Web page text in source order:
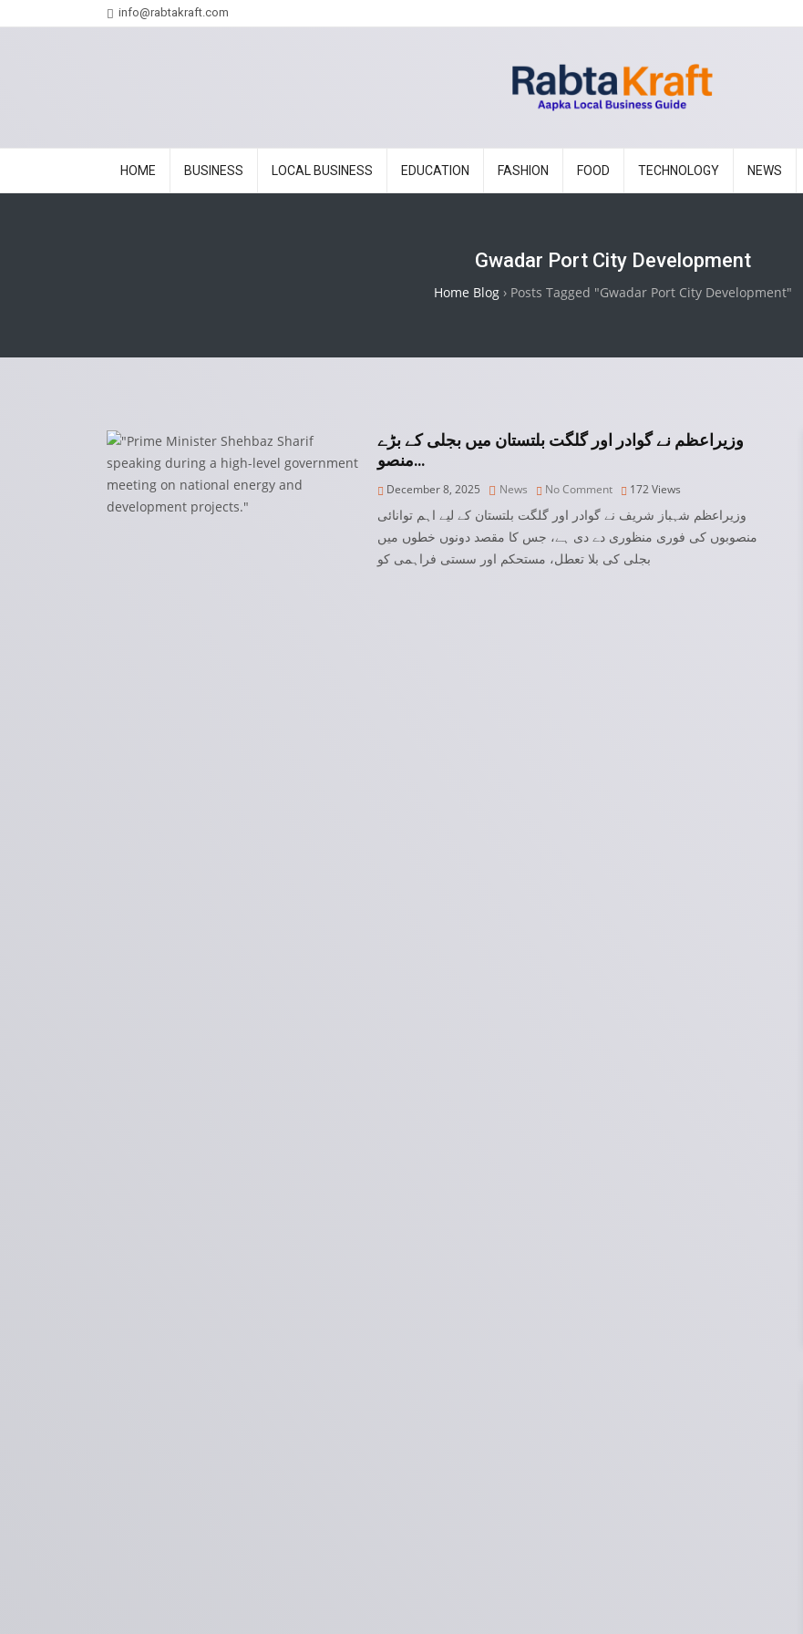
info@rabtakraft.com
HOME BUSINESS LOCAL BUSINESS EDUCATION FASHION FOOD TECHNOLOGY NEWS
Gwadar Port City Development
Home Blog› Posts Tagged "Gwadar Port City Development"
وزیراعظم نے گوادر اور گلگت بلتستان میں بجلی کے بڑے
منصو…
December 8, 2025 News No Comment 172Views
وزیراعظم شہباز شریف نے گوادر اور گلگت بلتستان کے لیے اہم توانائی
منصوبوں کی فوری منظوری دے دی ہے، جس کا مقصد دونوں خطوں میں
بجلی کی بلا تعطل، مستحکم اور سستی فراہمی کو